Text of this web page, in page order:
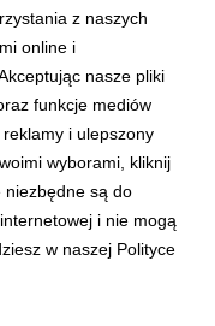
Singiel
trzeciego
w dorobku tego
singiel o relacji,
daje o sobie
z naszych
online i
nasze pliki
funkcje mediów
i ulepszony
wyborami, kliknij
niezbędne są do
i nie mogą
w naszej Polityce